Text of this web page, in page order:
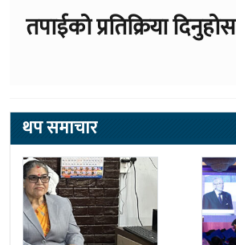
तपाईको प्रतिक्रिया दिनुहोस
थप समाचार